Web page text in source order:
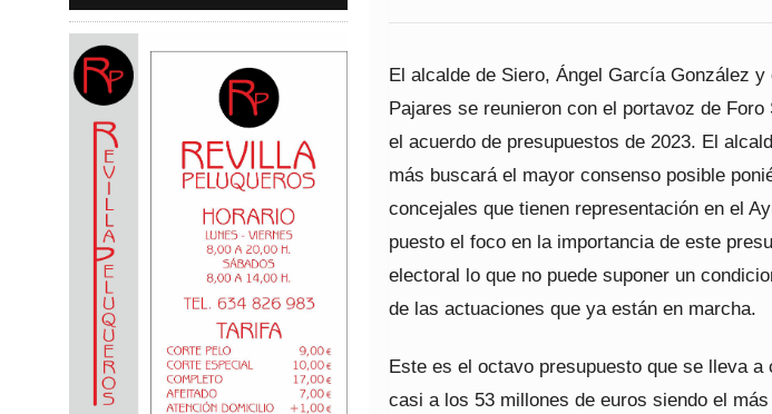
El alcalde de Siero, Ángel García González
Pajares se reunieron con el portavoz de
el acuerdo de presupuestos de 2023. El
más buscará el mayor consenso posible
concejales que tienen representación en el
puesto el foco en la importancia de este
electoral lo que no puede suponer un
de las actuaciones que ya están en marcha.
Este es el octavo presupuesto que se lleva
casi a los 53 millones de euros siendo el